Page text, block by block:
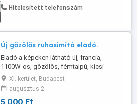
Hitelesített telefonszám
Új gőzölős ruhasimító eladó.
Eladó a képeken látható új, francia,
1100W-os, gőzölős, fémtalpú, kicsi
ruhasimító-vasaló. Személyes átvétellel a
11. kerületben. Telefon +36 20 525 9952.
XI. kerület, Budapest
augusztus 2
5 000 Ft